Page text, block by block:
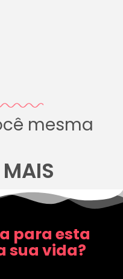
mesma
para esta
sua vida?